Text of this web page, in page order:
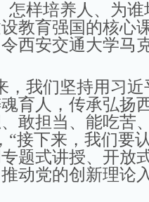
样培养人、为谁
教育强国的核心
西安交通大学马
我们坚持用习近
育人，传承弘扬
敢担当、能吃苦
“接下来，我们要
题式讲授、开放
动党的创新理论